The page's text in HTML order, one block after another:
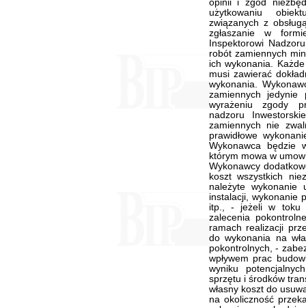
opinii i zgód
użytkowaniu
związanych z
zgłaszanie w
Inspektorowi
robót zamiennych
ich wykonania.
musi zawierać
wykonania.
zamiennych
wyrażeniu zgody
nadzoru
zamiennych nie
prawidłowe
Wykonawca będzie
którym mowa w
Wykonawcy
koszt wszystkich
należyte wykonanie
instalacji, wykonanie
itp., - jeżeli w toku
zalecenia
ramach realizacji
do wykonania na
pokontrolnych, -
wpływem prac
wyniku
sprzętu i środków
własny koszt do
na okoliczność